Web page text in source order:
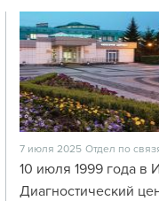
7 июля 2025 Отдел по
10 июля 1999 года в
Диагностический